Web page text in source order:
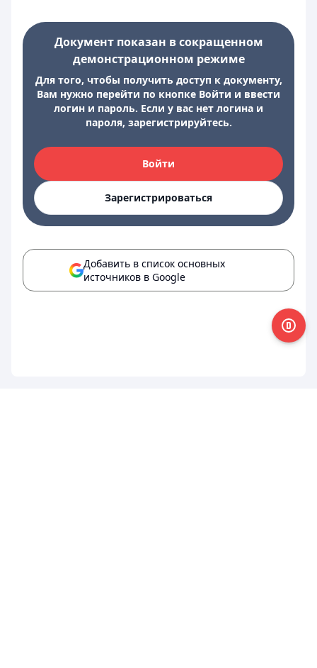
Документ показан в сокращенном
демонстрационном режиме
Для того, чтобы получить доступ к документу,
Вам нужно перейти по кнопке Войти и ввести
логин и пароль. Если у вас нет логина и
пароля, зарегистрируйтесь.
Войти
Зарегистрироваться
Добавить в список основных
источников в Google